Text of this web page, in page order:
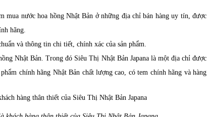
mua nước hoa hồng Nhật Bản ở những địa chỉ bán hàng uy tín, được
hãng.
và thông tin chi tiết, chính xác của sản phẩm.
Nhật Bản. Trong đó Siêu Thị Nhật Bản Japana là một địa chỉ được
chính hãng Nhật Bản chất lượng cao, có tem chính hãng và hàng